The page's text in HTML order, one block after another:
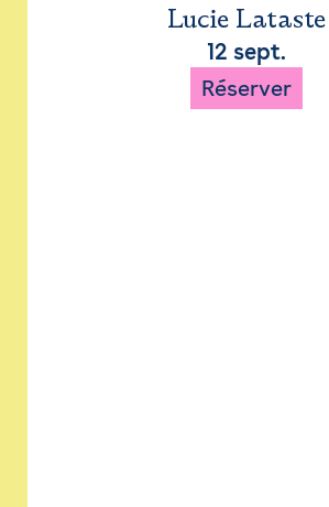
Lucie Lataste
12 sept.
Réserver